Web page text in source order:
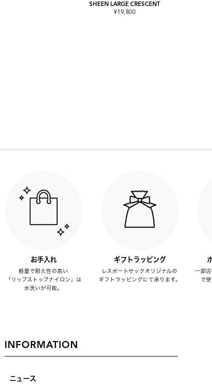
SHEEN LARGE CRESCENT
¥19,800
お手入れ
軽量で耐久性の高い
「リップストップナイロン」は
水洗いが可能。
ギフトラッピング
レスポートサックオリジナルの
ギフトラッピングにて承ります。
一部
で
INFORMATION
ニュース